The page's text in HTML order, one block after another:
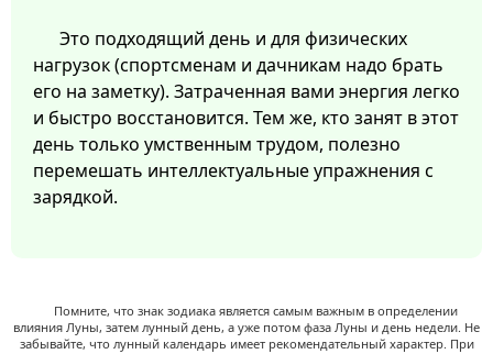
Это подходящий день и для физических
нагрузок (спортсменам и дачникам надо брать
его на заметку). Затраченная вами энергия легко
и быстро восстановится. Тем же, кто занят в этот
день только умственным трудом, полезно
перемешать интеллектуальные упражнения с
зарядкой.
Помните, что знак зодиака является самым важным в определении
влияния Луны, затем лунный день, а уже потом фаза Луны и день недели. Не
забывайте, что лунный календарь имеет рекомендательный характер. При